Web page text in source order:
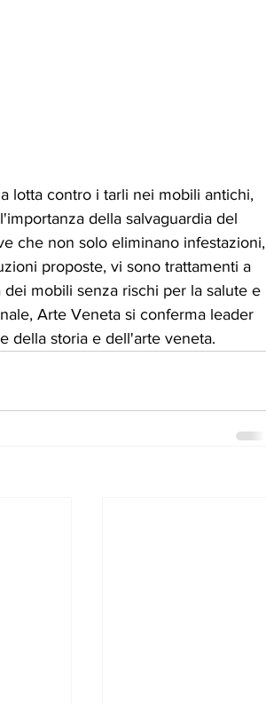
lotta contro i tarli nei mobili antichi,
della salvaguardia del
che non solo eliminano infestazioni,
proposte, vi sono trattamenti a
mobili senza rischi per la salute e
Arte Veneta si conferma leader
della storia e dell'arte veneta.